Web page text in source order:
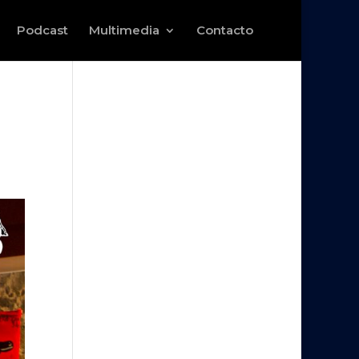
Podcast Multimedia Contacto